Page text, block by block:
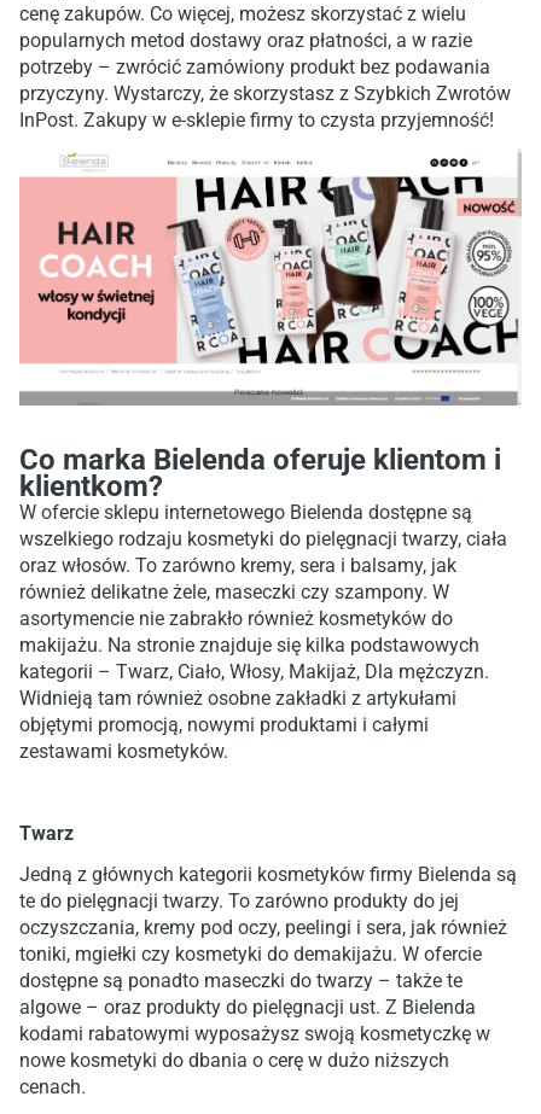
cenę zakupów. Co więcej, możesz skorzystać z wielu
popularnych metod dostawy oraz płatności, a w razie
potrzeby – zwrócić zamówiony produkt bez podawania
przyczyny. Wystarczy, że skorzystasz z Szybkich Zwrotów
InPost. Zakupy w e-sklepie firmy to czysta przyjemność!
Co marka Bielenda oferuje klientom i
klientkom?
W ofercie sklepu internetowego Bielenda dostępne są
wszelkiego rodzaju kosmetyki do pielęgnacji twarzy, ciała
oraz włosów. To zarówno kremy, sera i balsamy, jak
również delikatne żele, maseczki czy szampony. W
asortymencie nie zabrakło również kosmetyków do
makijażu. Na stronie znajduje się kilka podstawowych
kategorii – Twarz, Ciało, Włosy, Makijaż, Dla mężczyzn.
Widnieją tam również osobne zakładki z artykułami
objętymi promocją, nowymi produktami i całymi
zestawami kosmetyków.
Twarz
Jedną z głównych kategorii kosmetyków firmy Bielenda są
te do pielęgnacji twarzy. To zarówno produkty do jej
oczyszczania, kremy pod oczy, peelingi i sera, jak również
toniki, mgiełki czy kosmetyki do demakijażu. W ofercie
dostępne są ponadto maseczki do twarzy – także te
algowe – oraz produkty do pielęgnacji ust. Z Bielenda
kodami rabatowymi wyposażysz swoją kosmetyczkę w
nowe kosmetyki do dbania o cerę w dużo niższych
cenach.